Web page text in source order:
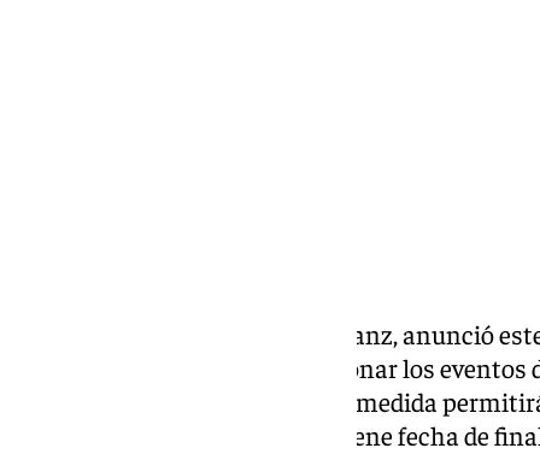
El alcalde de Sevilla, José Luis Sanz, anunció
Emergencias Nivel 1 para gestionar los
próximas fechas navideñas. La medida
municipales necesarios y “no tiene fecha de